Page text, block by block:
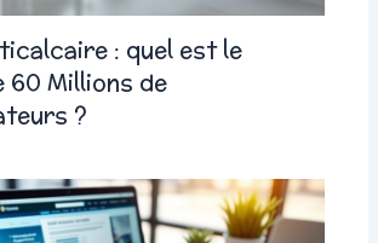
: quel est le
60 Millions de
?